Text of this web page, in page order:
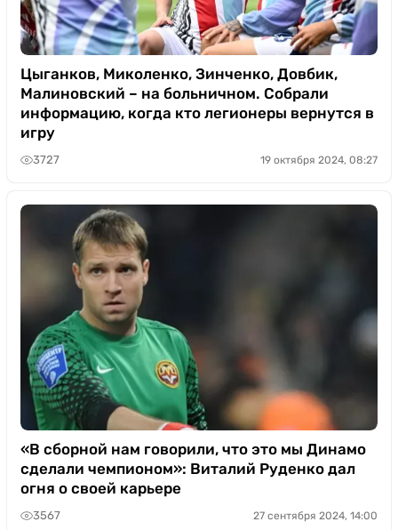
Цыганков, Миколенко, Зинченко, Довбик,
Малиновский – на больничном. Собрали
информацию, когда кто легионеры вернутся в
игру
3727 19 октября 2024, 08:27
«В сборной нам говорили, что это мы Динамо
сделали чемпионом»: Виталий Руденко дал
огня о своей карьере
3567 27 сентября 2024, 14:00